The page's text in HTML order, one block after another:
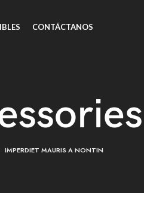
CONTÁCTANOS
IMPERDIET MAURIS A NONTIN